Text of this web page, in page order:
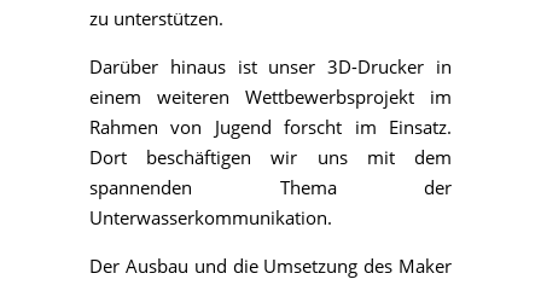
zu unterstützen.
Darüber hinaus ist unser 3D-Drucker in
einem weiteren Wettbewerbsprojekt im
Rahmen von Jugend forscht im Einsatz.
Dort beschäftigen wir uns mit dem
spannenden Thema der
Unterwasserkommunikation.
Der Ausbau und die Umsetzung des Maker